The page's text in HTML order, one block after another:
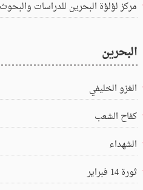
مركز لؤلؤة البحرين للدراسات والبحوث
البحرين
الغزو الخليفي
كفاح الشعب
الشهداء
ثورة 14 فبراير